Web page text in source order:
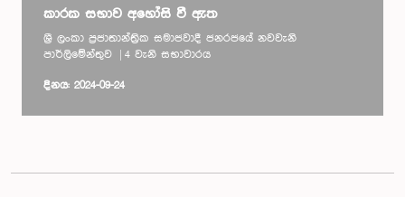
කාරක සභාව අහෝසි වී ඇත
ශ්‍රී ලංකා ප්‍රජාතාන්ත්‍රික සමාජවාදී ජනරජයේ නවවැනි
පාර්ලිමේන්තුව | 4 වැනි සභාවාරය
දිනය: 2024-09-24